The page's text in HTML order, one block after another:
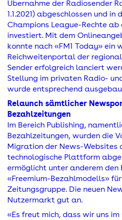
Übernahme der Radiosender
1.1.2021) abgeschlossen und in
Champions League-Rechte ab
investiert. Mit dem
konnte nach «FM1 Today» ein
Reichweitenportal der
Sender erfolgreich lanciert
Stellung im privaten Radio-
wurde entsprechend
Relaunch sämtlicher
Bezahlzeitungen
Im Bereich Publishing,
Bezahlzeitungen, wurden die
Migration der News-Websites
technologische Plattform
ermöglicht unter anderem den
«Freemium-Bezahlmodells»
Zeitungsgruppe. Die neuen
Nutzermarkt gut an.
«Es freut mich, dass wir uns